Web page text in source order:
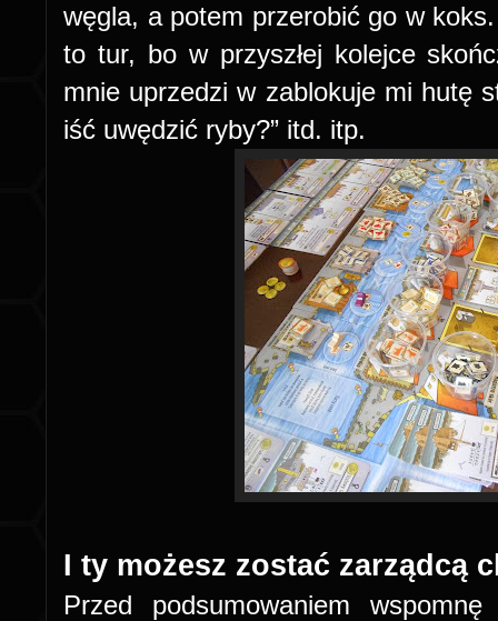
węgla, a potem przerobić go w
to tur, bo w przyszłej kolejce
mnie uprzedzi w zablokuje mi hutę
iść uwędzić ryby?” itd. itp.
I ty możesz zostać zarządcą
Przed podsumowaniem